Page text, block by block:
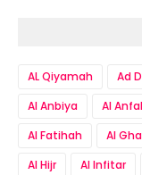
AL Qiyamah Ad
Al Anbiya
Al Anfal
Al Fatihah
Al
Al Hijr
Al Infitar